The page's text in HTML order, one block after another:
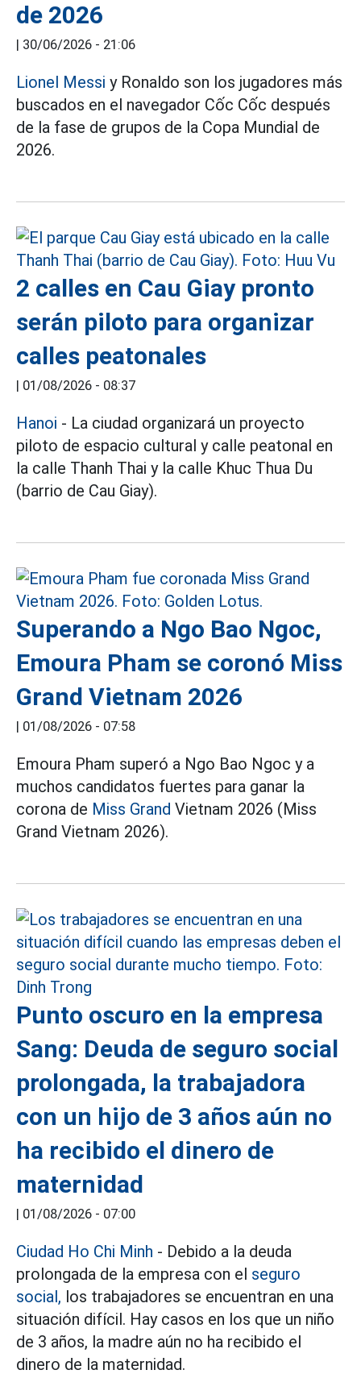
de 2026
| 30/06/2026 - 21:06
Lionel Messi y Ronaldo son los jugadores más
buscados en el navegador Cốc Cốc después
de la fase de grupos de la Copa Mundial de
2026.
2 calles en Cau Giay pronto
serán piloto para organizar
calles peatonales
| 01/08/2026 - 08:37
Hanoi - La ciudad organizará un proyecto
piloto de espacio cultural y calle peatonal en
la calle Thanh Thai y la calle Khuc Thua Du
(barrio de Cau Giay).
Superando a Ngo Bao Ngoc,
Emoura Pham se coronó Miss
Grand Vietnam 2026
| 01/08/2026 - 07:58
Emoura Pham superó a Ngo Bao Ngoc y a
muchos candidatos fuertes para ganar la
corona de Miss Grand Vietnam 2026 (Miss
Grand Vietnam 2026).
Punto oscuro en la empresa
Sang: Deuda de seguro social
prolongada, la trabajadora
con un hijo de 3 años aún no
ha recibido el dinero de
maternidad
| 01/08/2026 - 07:00
Ciudad Ho Chi Minh - Debido a la deuda
prolongada de la empresa con el seguro
social, los trabajadores se encuentran en una
situación difícil. Hay casos en los que un niño
de 3 años, la madre aún no ha recibido el
dinero de la maternidad.